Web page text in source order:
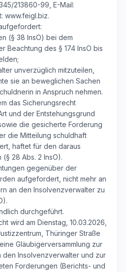
213860-99, E-Mail:
www.feigl.biz.
(§ 38 InsO) bei dem
Beachtung des § 174 InsO bis
unverzüglich mitzuteilen,
sie an beweglichen Sachen
in Anspruch nehmen.
das Sicherungsrecht
und der Entstehungsgrund
die gesicherte Forderung
die Mitteilung schuldhaft
haftet für den daraus
28 Abs. 2 InsO).
gegenüber der
aufgefordert, nicht mehr an
an den Insolvenzverwalter zu
durchgeführt.
wird am Dienstag, 10.03.2026,
Thüringer Straße
Gläubigerversammlung zur
den Insolvenzverwalter und zur
Forderungen (Berichts- und